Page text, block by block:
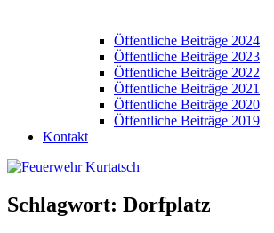
Öffentliche Beiträge 2024
Öffentliche Beiträge 2023
Öffentliche Beiträge 2022
Öffentliche Beiträge 2021
Öffentliche Beiträge 2020
Öffentliche Beiträge 2019
Kontakt
Schlagwort: Dorfplatz